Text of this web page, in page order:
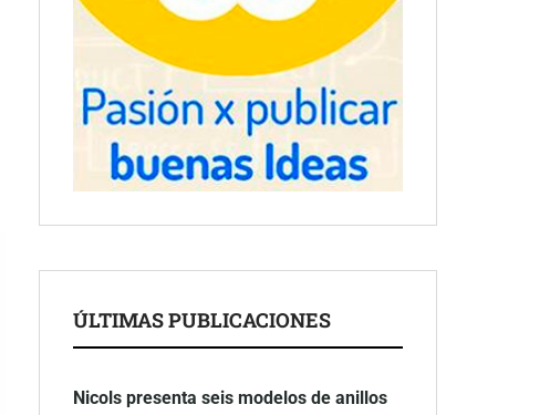
ÚLTIMAS PUBLICACIONES
Nicols presenta seis modelos de anillos